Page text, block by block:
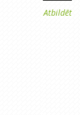
Atbildēt